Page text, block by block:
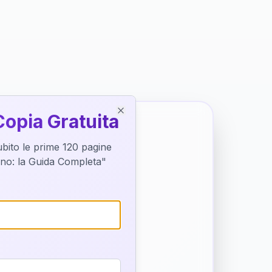
di
Gratuita
le prime 120 pagine
la Guida Completa"